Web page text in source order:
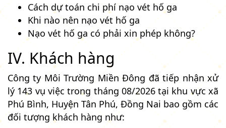
Cách dự toán chi phí nạo vét hố ga
Khi nào nên nạo vét hố ga
Nạo vét hố ga có phải xin phép không?
IV. Khách hàng
Công ty Môi Trường Miền Đông đã tiếp nhận xử
lý 143 vụ việc trong tháng 08/2026 tại khu vực xã
Phú Bình, Huyện Tân Phú, Đồng Nai bao gồm các
đối tượng khách hàng như: